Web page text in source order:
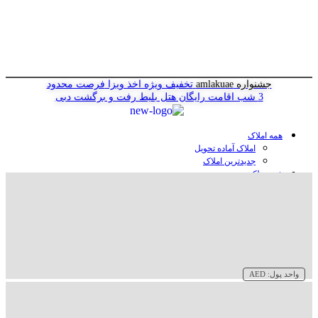
جشنواره amlakuae تخفیف ویژه اخذ ویزا فرصت محدود
3 شب اقامت رایگان هتل
بلیط رفت و برگشت دبی
همه املاک
املاک آماده تحویل
جدیدترین املاک
خرید ملک در دبی
واحد پول: AED